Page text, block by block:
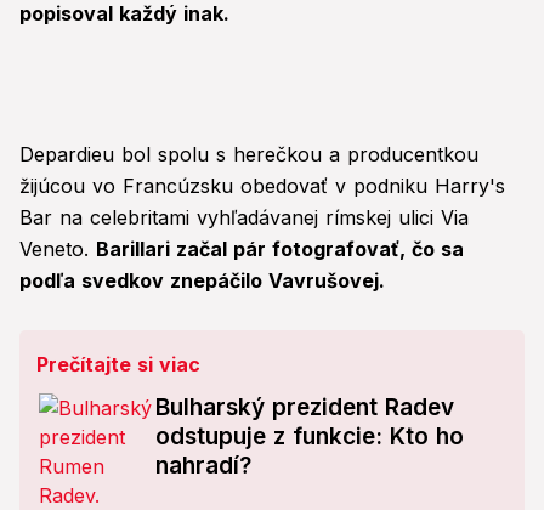
popisoval každý inak.
Depardieu bol spolu s herečkou a producentkou
žijúcou vo Francúzsku obedovať v podniku Harry's
Bar na celebritami vyhľadávanej rímskej ulici Via
Veneto. Barillari začal pár fotografovať, čo sa
podľa svedkov znepáčilo Vavrušovej.
Prečítajte si viac
Bulharský prezident Radev
odstupuje z funkcie: Kto ho
nahradí?